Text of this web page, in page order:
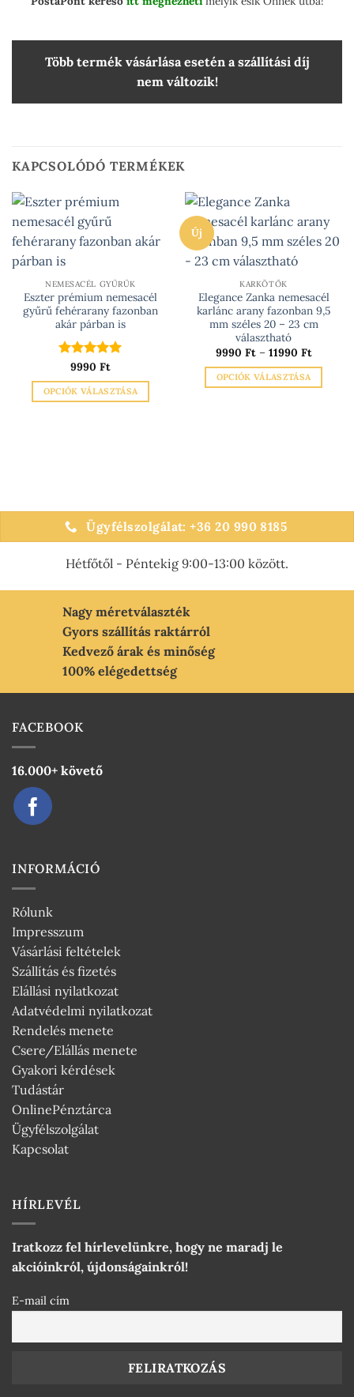
Több termék vásárlása esetén a szállítási díj
nem változik!
KAPCSOLÓDÓ TERMÉKEK
NEMESACÉL GYŰRŰK
Eszter prémium nemesacél
gyűrű fehérarany fazonban
akár párban is
Értékelés:
/ 5
9990 Ft
OPCIÓK VÁLASZTÁSA
A
változatok
a
termékoldalon
ki
Új
KARKÖTŐK
Elegance Zanka nemesacél
karlánc arany fazonban 9,5
mm széles 20 – 23 cm
választható
9990 Ft – 11990 Ft
-
11990 Ft
OPCIÓK VÁLASZTÁSA
változatok
a
termékoldalon
választhatók
Ügyfélszolgálat: +36 20 990 8185
Hétfőtől - Péntekig 9:00-13:00 között.
Nagy méretválaszték
Gyors szállítás raktárról
Kedvező árak és minőség
100% elégedettség
FACEBOOK
16.000+ követő
INFORMÁCIÓ
Rólunk
Impresszum
Vásárlási feltételek
Szállítás és fizetés
Elállási nyilatkozat
Adatvédelmi nyilatkozat
Rendelés menete
Csere/Elállás menete
Gyakori kérdések
Tudástár
OnlinePénztárca
Ügyfélszolgálat
Kapcsolat
HÍRLEVÉL
Iratkozz fel hírlevelünkre, hogy ne maradj le
akcióinkról, újdonságainkról!
E-mail cím